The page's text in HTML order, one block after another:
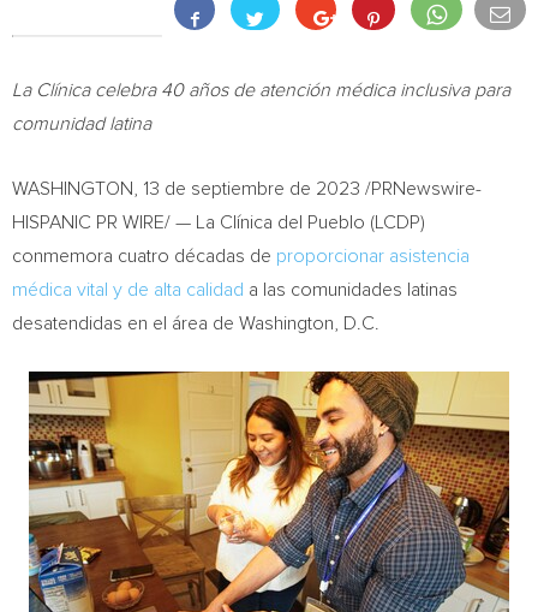
La Clínica celebra 40 años de atención médica inclusiva para
comunidad latina
WASHINGTON 13 de septiembre de 2023 /PRNewswire-
HISPANIC PR WIRE/ — La Clínica del Pueblo (LCDP)
conmemora cuatro décadas de proporcionar asistencia
médica vital y de alta calidad a las comunidades latinas
desatendidas en el área de Washington, D.C.